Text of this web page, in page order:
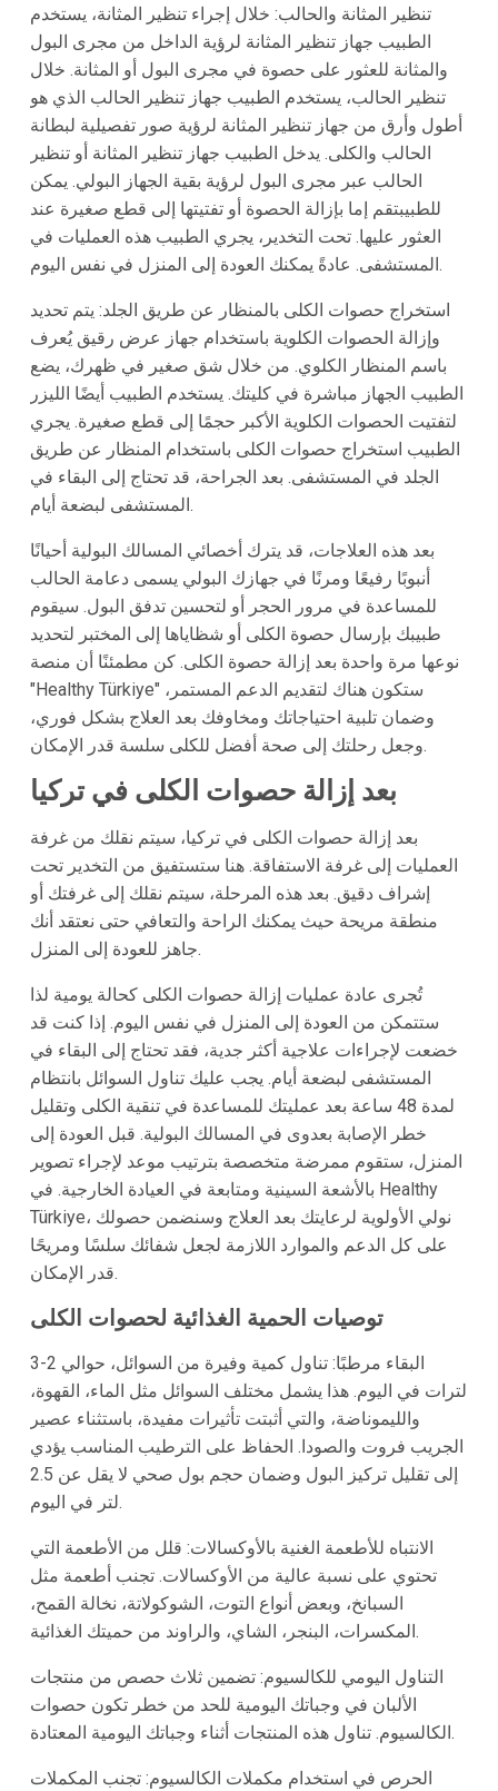
تنظير المثانة والحالب: خلال إجراء تنظير المثانة، يستخدم
الطبيب جهاز تنظير المثانة لرؤية الداخل من مجرى البول
والمثانة للعثور على حصوة في مجرى البول أو المثانة. خلال
تنظير الحالب، يستخدم الطبيب جهاز تنظير الحالب الذي هو
أطول وأرق من جهاز تنظير المثانة لرؤية صور تفصيلية لبطانة
الحالب والكلى. يدخل الطبيب جهاز تنظير المثانة أو تنظير
الحالب عبر مجرى البول لرؤية بقية الجهاز البولي. يمكن
للطبيبتقم إما بإزالة الحصوة أو تفتيتها إلى قطع صغيرة عند
العثور عليها. تحت التخدير، يجري الطبيب هذه العمليات في
المستشفى. عادةً يمكنك العودة إلى المنزل في نفس اليوم.
استخراج حصوات الكلى بالمنظار عن طريق الجلد: يتم تحديد
وإزالة الحصوات الكلوية باستخدام جهاز عرض رقيق يُعرف
باسم المنظار الكلوي. من خلال شق صغير في ظهرك، يضع
الطبيب الجهاز مباشرة في كليتك. يستخدم الطبيب أيضًا الليزر
لتفتيت الحصوات الكلوية الأكبر حجمًا إلى قطع صغيرة. يجري
الطبيب استخراج حصوات الكلى باستخدام المنظار عن طريق
الجلد في المستشفى. بعد الجراحة، قد تحتاج إلى البقاء في
المستشفى لبضعة أيام.
بعد هذه العلاجات، قد يترك أخصائي المسالك البولية أحيانًا
أنبوبًا رفيعًا ومرنًا في جهازك البولي يسمى دعامة الحالب
للمساعدة في مرور الحجر أو لتحسين تدفق البول. سيقوم
طبيبك بإرسال حصوة الكلى أو شظاياها إلى المختبر لتحديد
نوعها مرة واحدة بعد إزالة حصوة الكلى. كن مطمئنًا أن منصة
"Healthy Türkiye" ستكون هناك لتقديم الدعم المستمر،
وضمان تلبية احتياجاتك ومخاوفك بعد العلاج بشكل فوري،
وجعل رحلتك إلى صحة أفضل للكلى سلسة قدر الإمكان.
بعد إزالة حصوات الكلى في تركيا
بعد إزالة حصوات الكلى في تركيا، سيتم نقلك من غرفة
العمليات إلى غرفة الاستفاقة. هنا ستستفيق من التخدير تحت
إشراف دقيق. بعد هذه المرحلة، سيتم نقلك إلى غرفتك أو
منطقة مريحة حيث يمكنك الراحة والتعافي حتى نعتقد أنك
جاهز للعودة إلى المنزل.
تُجرى عادة عمليات إزالة حصوات الكلى كحالة يومية لذا
ستتمكن من العودة إلى المنزل في نفس اليوم. إذا كنت قد
خضعت لإجراءات علاجية أكثر جدية، فقد تحتاج إلى البقاء في
المستشفى لبضعة أيام. يجب عليك تناول السوائل بانتظام
لمدة 48 ساعة بعد عمليتك للمساعدة في تنقية الكلى وتقليل
خطر الإصابة بعدوى في المسالك البولية. قبل العودة إلى
المنزل، ستقوم ممرضة متخصصة بترتيب موعد لإجراء تصوير
بالأشعة السينية ومتابعة في العيادة الخارجية. في Healthy
Türkiye، نولي الأولوية لرعايتك بعد العلاج وسنضمن حصولك
على كل الدعم والموارد اللازمة لجعل شفائك سلسًا ومريحًا
قدر الإمكان.
توصيات الحمية الغذائية لحصوات الكلى
البقاء مرطبًا:
تناول كمية وفيرة من السوائل، حوالي 2-3
لترات في اليوم. هذا يشمل مختلف السوائل مثل الماء، القهوة،
والليموناضة، والتي أثبتت تأثيرات مفيدة، باستثناء عصير
الجريب فروت والصودا. الحفاظ على الترطيب المناسب يؤدي
إلى تقليل تركيز البول وضمان حجم بول صحي لا يقل عن 2.5
لتر في اليوم.
الانتباه للأطعمة الغنية بالأوكسالات: قلل من الأطعمة التي
تحتوي على نسبة عالية من الأوكسالات. تجنب أطعمة مثل
السبانخ، وبعض أنواع التوت، الشوكولاتة، نخالة القمح،
المكسرات، البنجر، الشاي، والراوند من حميتك الغذائية.
التناول اليومي للكالسيوم: تضمين ثلاث حصص من منتجات
الألبان في وجباتك اليومية للحد من خطر تكون حصوات
الكالسيوم. تناول هذه المنتجات أثناء وجباتك اليومية المعتادة.
الحرص في استخدام مكملات الكالسيوم: تجنب المكملات